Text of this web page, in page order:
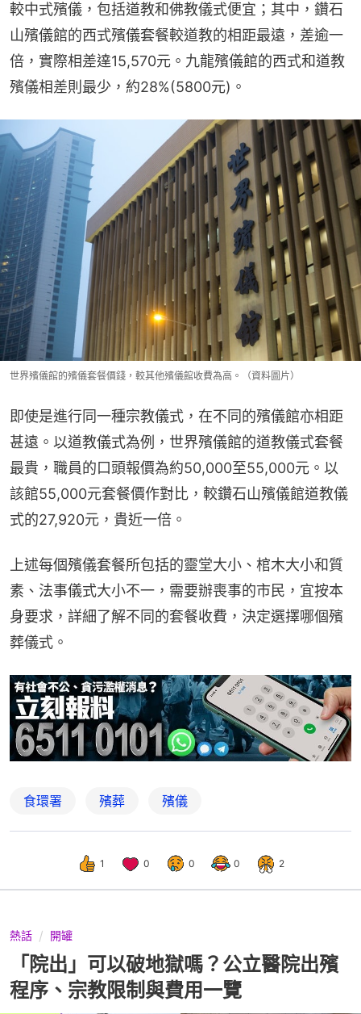
較中式殯儀，包括道教和佛教儀式便宜；其中，鑽石
山殯儀館的西式殯儀套餐較道教的相距最遠，差逾一
倍，實際相差達15,570元。九龍殯儀館的西式和道教
殯儀相差則最少，約28%(5800元)。
世界殯儀館的殯儀套餐價錢，較其他殯儀館收費為高。（資料圖片）
即使是進行同一種宗教儀式，在不同的殯儀館亦相距
甚遠。以道教儀式為例，世界殯儀館的道教儀式套餐
最貴，職員的口頭報價為約50,000至55,000元。以
該館55,000元套餐價作對比，較鑽石山殯儀館道教儀
式的27,920元，貴近一倍。
上述每個殯儀套餐所包括的靈堂大小、棺木大小和質
素、法事儀式大小不一，需要辦喪事的市民，宜按本
身要求，詳細了解不同的套餐收費，決定選擇哪個殯
葬儀式。
食環署 殯葬 殯儀
1 0 0 0 2
熱話 開罐
「院出」可以破地獄嗎？公立醫院出殯
程序、宗教限制與費用一覽